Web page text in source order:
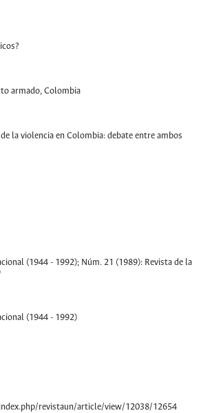
armado, Colombia
la violencia en Colombia: debate entre ambos
(1944 - 1992); Núm. 21 (1989): Revista de la
(1944 - 1992)
revistaun/article/view/12038/12654